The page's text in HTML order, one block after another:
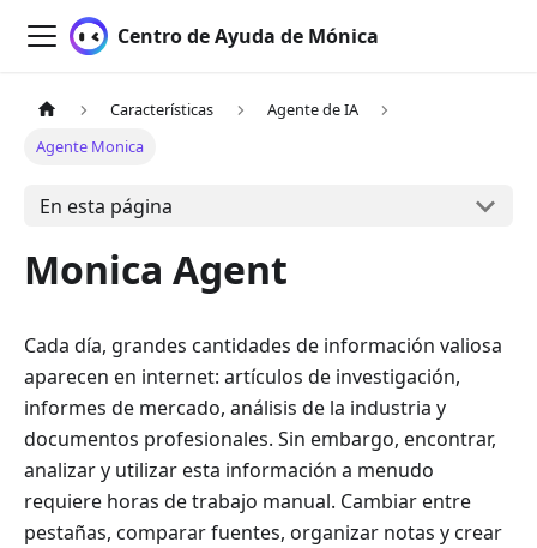
Centro de Ayuda de Mónica
Características
Agente de IA
Agente Monica
En esta página
Monica Agent
Cada día, grandes cantidades de información valiosa
aparecen en internet: artículos de investigación,
informes de mercado, análisis de la industria y
documentos profesionales. Sin embargo, encontrar,
analizar y utilizar esta información a menudo
requiere horas de trabajo manual. Cambiar entre
pestañas, comparar fuentes, organizar notas y crear